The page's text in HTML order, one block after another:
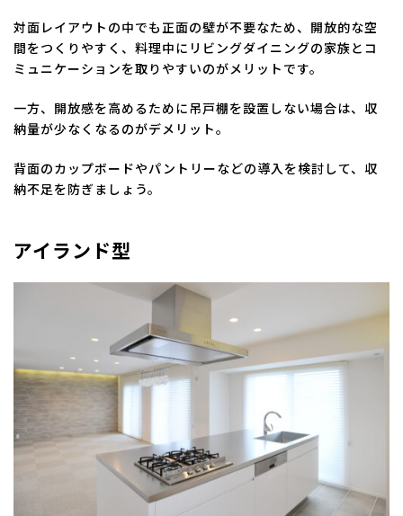
対面レイアウトの中でも正面の壁が不要なため、開放的な空
間をつくりやすく、料理中にリビングダイニングの家族とコ
ミュニケーションを取りやすいのがメリットです。
一方、開放感を高めるために吊戸棚を設置しない場合は、収
納量が少なくなるのがデメリット。
背面のカップボードやパントリーなどの導入を検討して、収
納不足を防ぎましょう。
アイランド型